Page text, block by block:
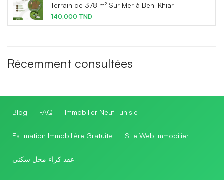
Terrain de 378 m² Sur Mer à Beni Khiar
140,000 TND
Récemment consultées
Blog FAQ Immobilier Neuf Tunisie
Estimation Immobilière Gratuite Site Web Immobilier
عقد كراء محل سكني